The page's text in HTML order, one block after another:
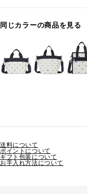
同じカラーの商品を見る
送料について
ポイントについて
ギフト包装について
お手入れ方法について